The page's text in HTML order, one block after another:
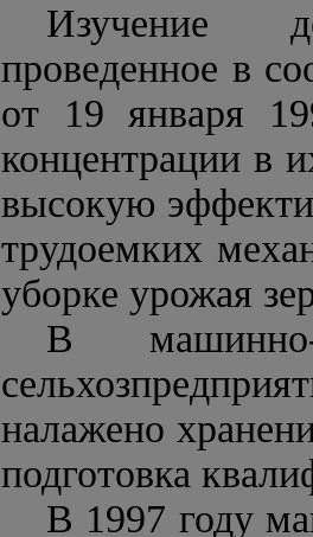
Изучение
проведенное в
от 19 января
концентрации в
высокую
трудоемких
уборке урожая
В
налажено
подготовка
В 1997 году